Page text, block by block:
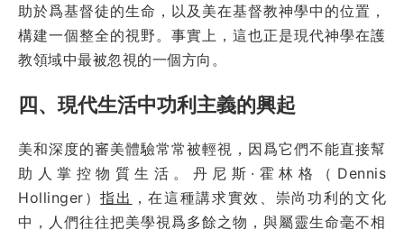
助於爲基督徒的生命，以及美在基督教神學中的位置，
構建一個整全的視野。事實上，這也正是現代神學在護
教領域中最被忽視的一個方向。
四、現代生活中功利主義的興起
美和深度的審美體驗常常被輕視，因爲它們不能直接幫
助人掌控物質生活。丹尼斯·霍林格（Dennis
Hollinger）指出 ，在這種講求實效、崇尚功利的文化
中，人們往往把美學視爲多餘之物，與屬靈生命毫不相